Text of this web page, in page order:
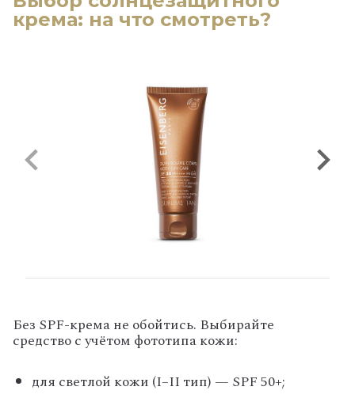
крема: на что смотреть?
Без SPF-крема не обойтись. Выбирайте
средство с учётом фототипа кожи:
для светлой кожи (I–II тип) — SPF 50+;